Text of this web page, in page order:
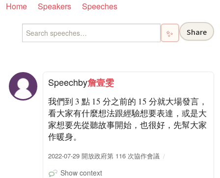
Home Speakers Speeches
✨ Share
Speechby詹壹雯
我們到 3 點 15 分之前的 15 分就大場發言，
看大家有什麼想法跟經驗想要表達，或是大
家想要先從聽故事開始，也很好，先幫大家
作暖身。
2022-07-29 開放政府第 116 次協作會議
Show context